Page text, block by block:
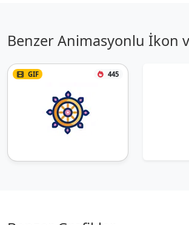
Benzer Animasyonlu İkon
GIF 445